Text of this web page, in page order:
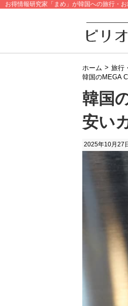
お得情報研究家「まめ」が韓国への旅行・
ホーム > 旅行
韓国のMEGA
韓国
安い
2025年10月27